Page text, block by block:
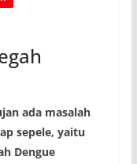
ada masalah
sepele, yaitu
Dengue